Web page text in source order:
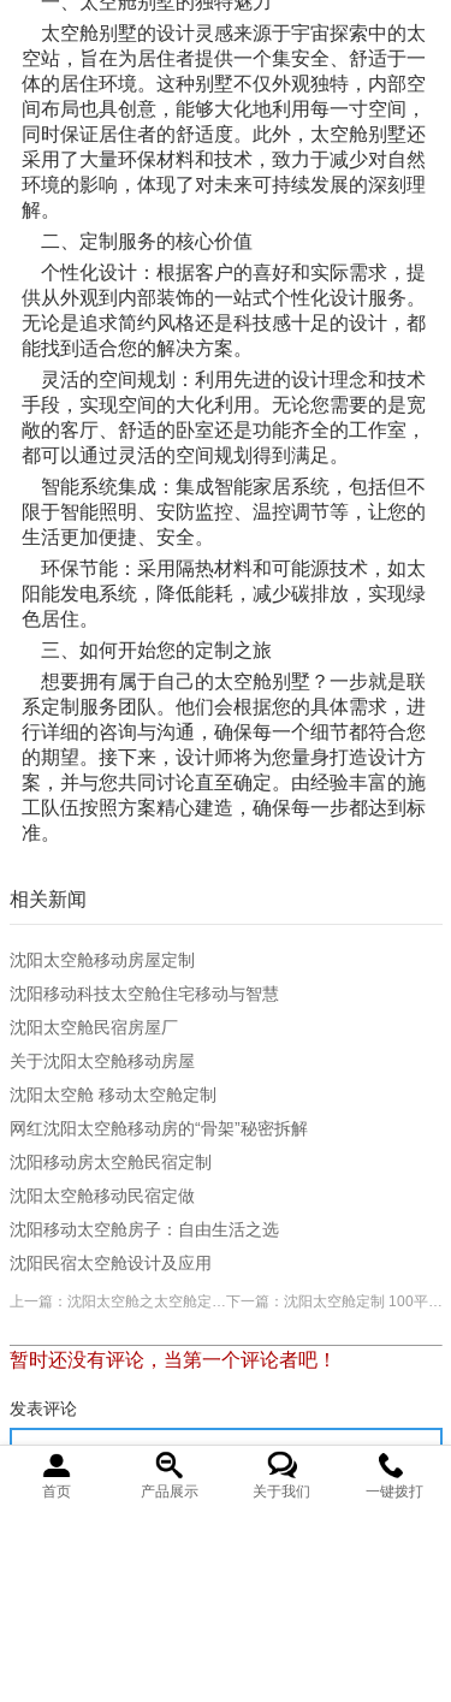
太空舱别墅的设计灵感来源于宇宙探索中的太
空站，旨在为居住者提供一个集安全、舒适于一
体的居住环境。这种别墅不仅外观独特，内部空
间布局也具创意，能够大化地利用每一寸空间，
同时保证居住者的舒适度。此外，太空舱别墅还
采用了大量环保材料和技术，致力于减少对自然
环境的影响，体现了对未来可持续发展的深刻理
解。
二、定制服务的核心价值
个性化设计：根据客户的喜好和实际需求，提
供从外观到内部装饰的一站式个性化设计服务。
无论是追求简约风格还是科技感十足的设计，都
能找到适合您的解决方案。
灵活的空间规划：利用先进的设计理念和技术
手段，实现空间的大化利用。无论您需要的是宽
敞的客厅、舒适的卧室还是功能齐全的工作室，
都可以通过灵活的空间规划得到满足。
智能系统集成：集成智能家居系统，包括但不
限于智能照明、安防监控、温控调节等，让您的
生活更加便捷、安全。
环保节能：采用隔热材料和可能源技术，如太
阳能发电系统，降低能耗，减少碳排放，实现绿
色居住。
三、如何开始您的定制之旅
想要拥有属于自己的太空舱别墅？一步就是联
系定制服务团队。他们会根据您的具体需求，进
行详细的咨询与沟通，确保每一个细节都符合您
的期望。接下来，设计师将为您量身打造设计方
案，并与您共同讨论直至确定。由经验丰富的施
工队伍按照方案精心建造，确保每一步都达到标
准。
相关新闻
沈阳太空舱移动房屋定制
沈阳移动科技太空舱住宅移动与智慧
沈阳太空舱民宿房屋厂
关于沈阳太空舱移动房屋
沈阳太空舱 移动太空舱定制
网红沈阳太空舱移动房的“骨架”秘密拆解
沈阳移动房太空舱民宿定制
沈阳太空舱移动民宿定做
沈阳移动太空舱房子：自由生活之选
沈阳民宿太空舱设计及应用
上一篇：沈阳太空舱之太空舱定制多少钱 下一篇：沈阳太空舱定制 100平方太空舱房子
暂时还没有评论，当第一个评论者吧！
发表评论
首页 产品展示 关于我们 一键拨打